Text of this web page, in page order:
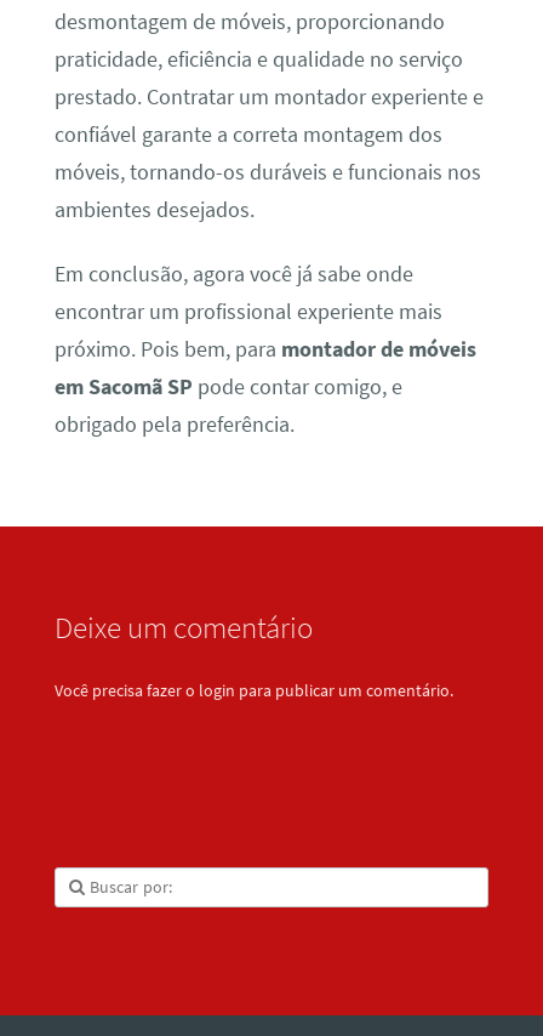
desmontagem de móveis, proporcionando
praticidade, eficiência e qualidade no serviço
prestado. Contratar um montador experiente e
confiável garante a correta montagem dos
móveis, tornando-os duráveis e funcionais nos
ambientes desejados.
Em conclusão, agora você já sabe onde
encontrar um profissional experiente mais
próximo. Pois bem, para montador de móveis
em Sacomã SP pode contar comigo, e
obrigado pela preferência.
Deixe um comentário
Você precisa fazer o login para publicar um comentário.